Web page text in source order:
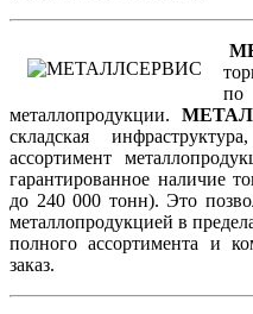
по
металлопродукции.
складская
ассортимент
гарантированное наличие
до 240 000 тонн). Это
металлопродукцией в
полного ассортимента и
заказ.